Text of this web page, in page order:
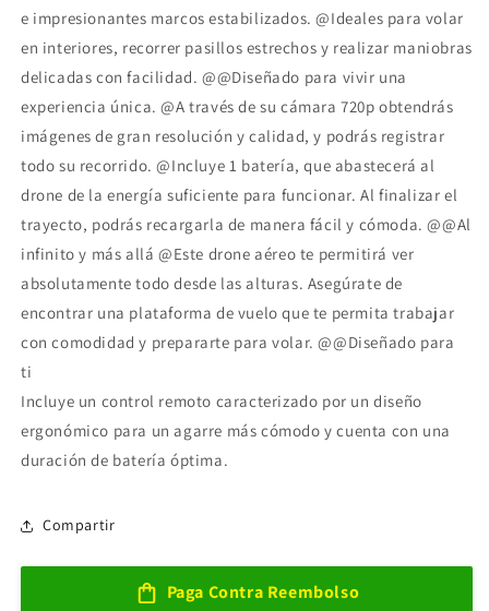
e impresionantes marcos estabilizados. @Ideales para volar
en interiores, recorrer pasillos estrechos y realizar maniobras
delicadas con facilidad. @@Diseñado para vivir una
experiencia única. @A través de su cámara 720p obtendrás
imágenes de gran resolución y calidad, y podrás registrar
todo su recorrido. @Incluye 1 batería, que abastecerá al
drone de la energía suficiente para funcionar. Al finalizar el
trayecto, podrás recargarla de manera fácil y cómoda. @@Al
infinito y más allá @Este drone aéreo te permitirá ver
absolutamente todo desde las alturas. Asegúrate de
encontrar una plataforma de vuelo que te permita trabajar
con comodidad y prepararte para volar. @@Diseñado para
ti
Incluye un control remoto caracterizado por un diseño
ergonómico para un agarre más cómodo y cuenta con una
duración de batería óptima.
Compartir
Paga Contra Reembolso